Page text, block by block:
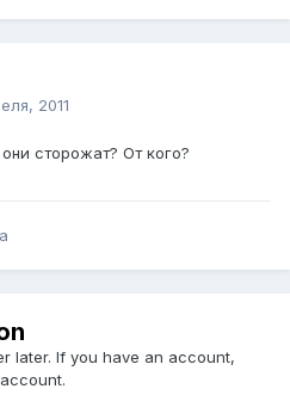
2011
сторожат? От кого?
later. If you have an account,